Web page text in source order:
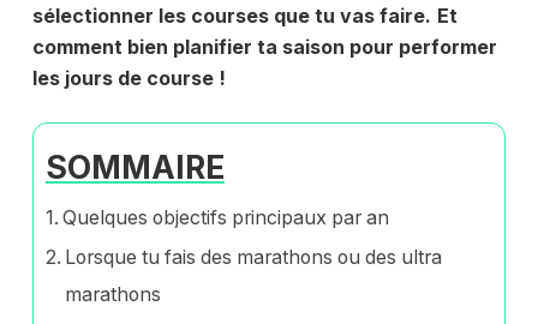
sélectionner les courses que tu vas faire. Et
comment bien planifier ta saison pour performer
les jours de course !
SOMMAIRE
Quelques objectifs principaux par an
Lorsque tu fais des marathons ou des ultra
marathons